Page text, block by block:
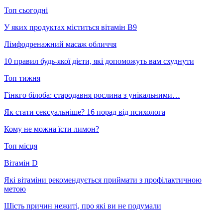
Топ сьогодні
У яких продуктах міститься вітамін В9
Лімфодренажний масаж обличчя
10 правил будь-якої дієти, які допоможуть вам схуднути
Топ тижня
Гінкго білоба: стародавня рослина з унікальними…
Як стати сексуальніше? 16 порад від психолога
Кому не можна їсти лимон?
Топ місця
Вітамін D
Які вітаміни рекомендується приймати з профілактичною
метою
Шість причин нежиті, про які ви не подумали